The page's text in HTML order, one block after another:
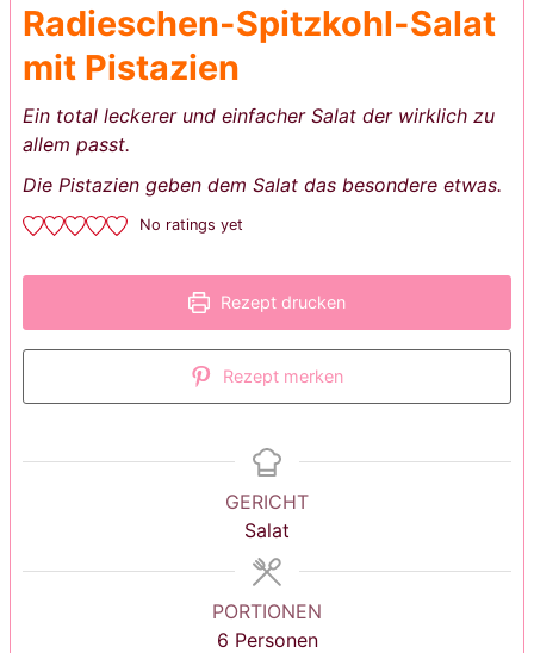
Radieschen-Spitzkohl-Salat
mit Pistazien
Ein total leckerer und einfacher Salat der wirklich zu
allem passt.
Die Pistazien geben dem Salat das besondere etwas.
No ratings yet
Rezept drucken
Rezept merken
GERICHT
Salat
PORTIONEN
6 Personen